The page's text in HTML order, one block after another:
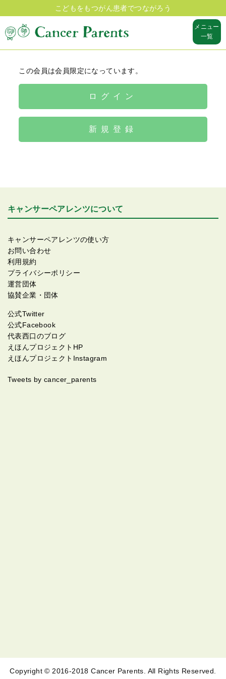
こどもをもつがん患者でつながろう
メニュー
一覧
この会員は会員限定になっています。
ログイン
新規登録
キャンサーペアレンツについて
キャンサーペアレンツの使い方
お問い合わせ
利用規約
プライバシーポリシー
運営団体
協賛企業・団体
公式Twitter
公式Facebook
代表西口のブログ
えほんプロジェクトHP
えほんプロジェクトInstagram
Tweets by cancer_parents
Copyright © 2016-2018 Cancer Parents. All Rights Reserved.